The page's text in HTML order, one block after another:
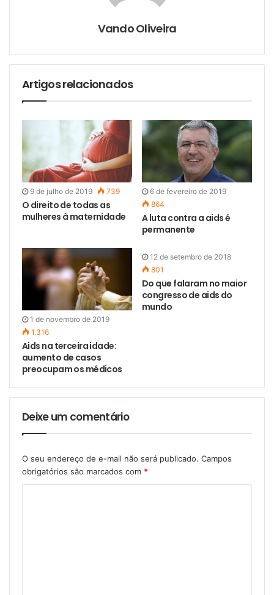
Vando Oliveira
Artigos relacionados
9 de julho de 2019 739
O direito de todas as
mulheres à maternidade
6 de fevereiro de 2019
864
A luta contra a aids é
permanente
1 de novembro de 2019
1.316
Aids na terceira idade:
aumento de casos
preocupam os médicos
12 de setembro de 2018
801
Do que falaram no maior
congresso de aids do
mundo
Deixe um comentário
O seu endereço de e-mail não será publicado. Campos
obrigatórios são marcados com *